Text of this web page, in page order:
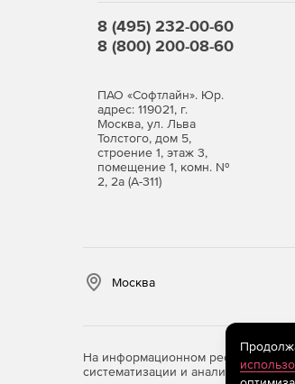
8 (495) 232-00-60
8 (800) 200-08-60
ПАО «Софтлайн». Юр.
адрес: 119021, г.
Москва, ул. Льва
Толстого, дом 5,
строение 1, этаж 3,
помещение 1, комн. №
2, 2а (А-311)
Москва
На информационном ресурсе
систематизации и анализа